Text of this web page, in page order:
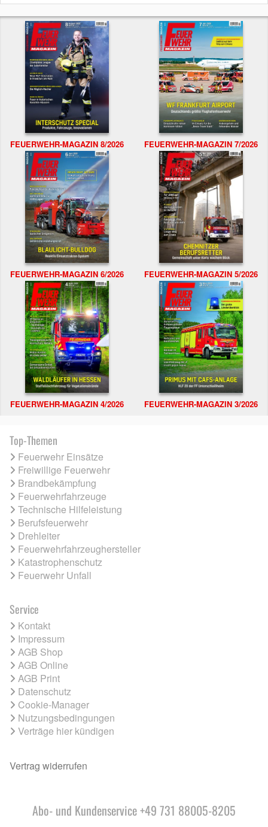
FEUERWEHR-MAGAZIN 8/2026 FEUERWEHR-MAGAZIN 7/2026
FEUERWEHR-MAGAZIN 6/2026 FEUERWEHR-MAGAZIN 5/2026
FEUERWEHR-MAGAZIN 4/2026 FEUERWEHR-MAGAZIN 3/2026
Top-Themen
Feuerwehr Einsätze
Freiwillige Feuerwehr
Brandbekämpfung
Feuerwehrfahrzeuge
Technische Hilfeleistung
Berufsfeuerwehr
Drehleiter
Feuerwehrfahrzeughersteller
Katastrophenschutz
Feuerwehr Unfall
Service
Kontakt
Impressum
AGB Shop
AGB Online
AGB Print
Datenschutz
Cookie-Manager
Nutzungsbedingungen
Verträge hier kündigen
Vertrag widerrufen
Abo- und Kundenservice +49 731 88005-8205